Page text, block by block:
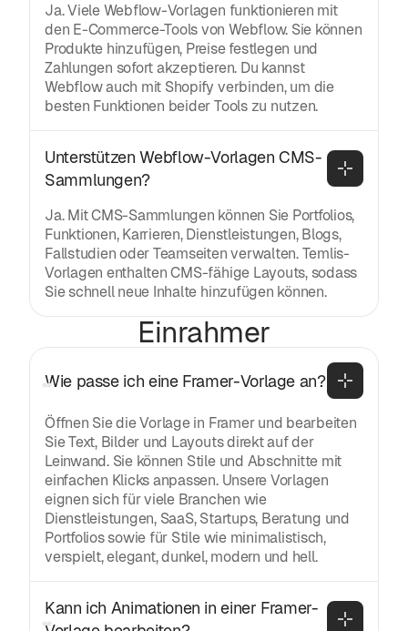
Ja. Viele Webflow-Vorlagen funktionieren mit
den E-Commerce-Tools von Webflow. Sie können
Produkte hinzufügen, Preise festlegen und
Zahlungen sofort akzeptieren. Du kannst
Webflow auch mit Shopify verbinden, um die
besten Funktionen beider Tools zu nutzen.
Unterstützen Webflow-Vorlagen CMS-
Sammlungen?
Ja. Mit CMS-Sammlungen können Sie Portfolios,
Funktionen, Karrieren, Dienstleistungen, Blogs,
Fallstudien oder Teamseiten verwalten. Temlis-
Vorlagen enthalten CMS-fähige Layouts, sodass
Sie schnell neue Inhalte hinzufügen können.
Einrahmer
Wie passe ich eine Framer-Vorlage an?
Öffnen Sie die Vorlage in Framer und bearbeiten
Sie Text, Bilder und Layouts direkt auf der
Leinwand. Sie können Stile und Abschnitte mit
einfachen Klicks anpassen. Unsere Vorlagen
eignen sich für viele Branchen wie
Dienstleistungen, SaaS, Startups, Beratung und
Portfolios sowie für Stile wie minimalistisch,
verspielt, elegant, dunkel, modern und hell.
Kann ich Animationen in einer Framer-